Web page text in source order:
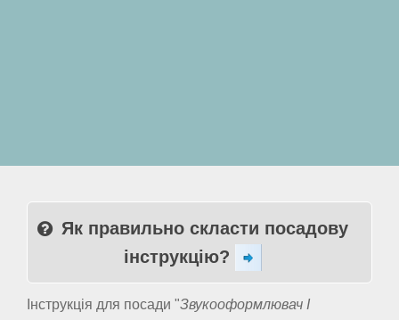
Як правильно скласти посадову
інструкцію?
Інструкція для посади "Звукооформлювач I